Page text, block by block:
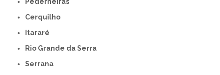
Pederneiras
Cerquilho
Itararé
Rio Grande da Serra
Serrana